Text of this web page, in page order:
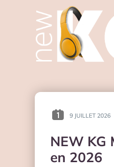
POSTED
9 JUILLET 2026
NEW KG
en 2026